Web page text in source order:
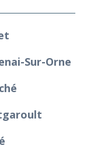
Sur-Orne